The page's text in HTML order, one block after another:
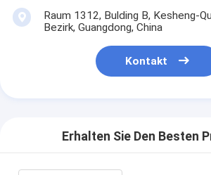
Raum 1312, Bulding B, Kesheng-
Bezirk, Guangdong, China
Kontakt
Erhalten Sie Den Besten